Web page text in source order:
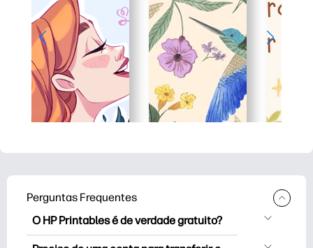
Perguntas Frequentes
O HP Printables é de verdade gratuito?
O HP Printables oferece mais de 2.500